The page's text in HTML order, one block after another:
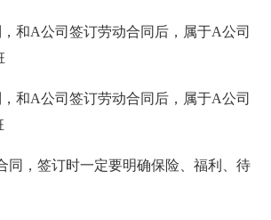
和A公司签订劳动合同后，属于A公司
和A公司签订劳动合同后，属于A公司
同，签订时一定要明确保险、福利、待